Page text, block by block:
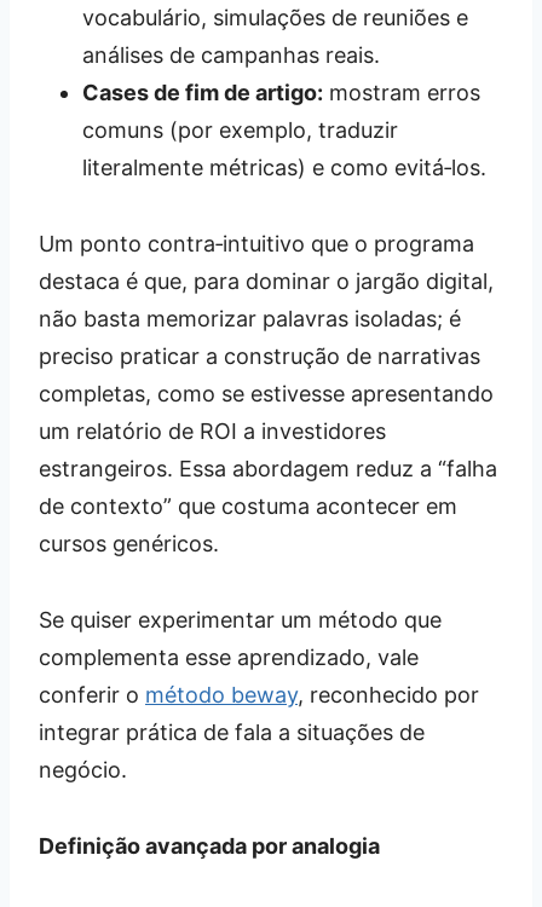
vocabulário, simulações de reuniões e
análises de campanhas reais.
Cases de fim de artigo: mostram erros
comuns (por exemplo, traduzir
literalmente métricas) e como evitá‑los.
Um ponto contra‑intuitivo que o programa
destaca é que, para dominar o jargão digital,
não basta memorizar palavras isoladas; é
preciso praticar a construção de narrativas
completas, como se estivesse apresentando
um relatório de ROI a investidores
estrangeiros. Essa abordagem reduz a “falha
de contexto” que costuma acontecer em
cursos genéricos.
Se quiser experimentar um método que
complementa esse aprendizado, vale
conferir o método beway, reconhecido por
integrar prática de fala a situações de
negócio.
Definição avançada por analogia